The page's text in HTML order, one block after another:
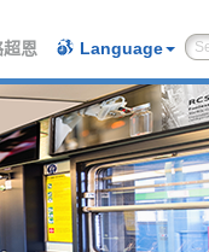
恩 Language